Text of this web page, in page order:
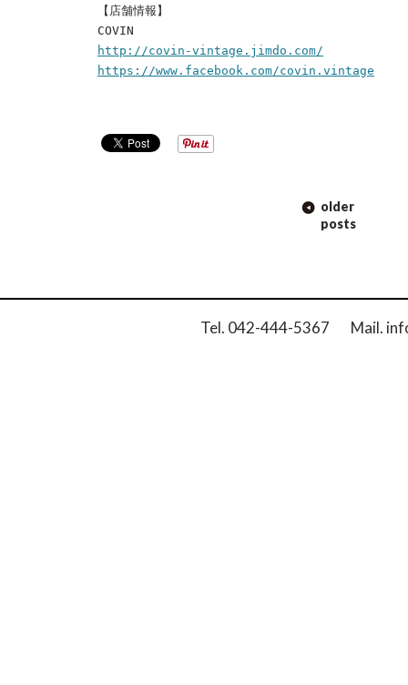
【店舗情報】
COVIN
http://covin-vintage.jimdo.com/
https://www.facebook.com/covin.vintage
older
posts
Tel. 042-444-5367 Mail.